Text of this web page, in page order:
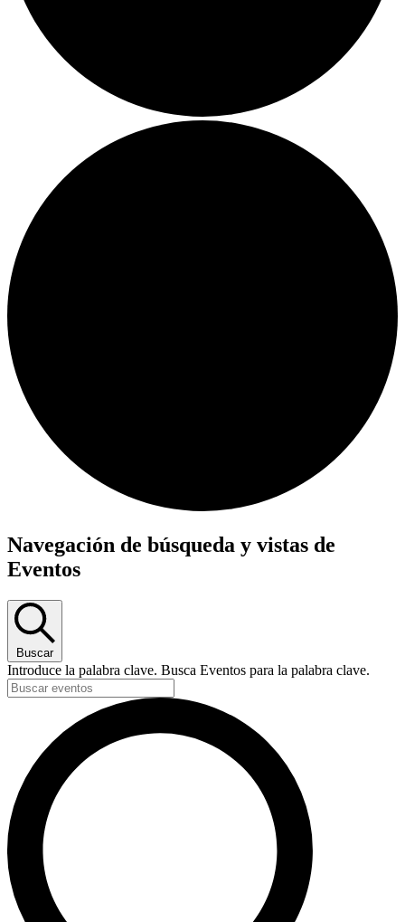
Navegación de búsqueda y vistas de
Eventos
Buscar
Introduce la palabra clave. Busca Eventos para la palabra clave.